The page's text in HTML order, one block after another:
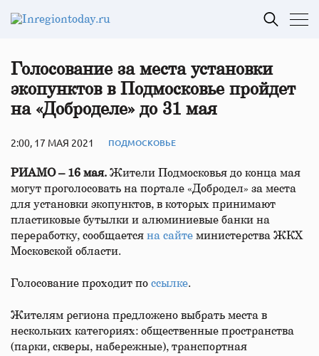
Голосование за места установки
экопунктов в Подмосковье пройдет
на «Доброделе» до 31 мая
2:00, 17 МАЯ 2021 ПОДМОСКОВЬЕ
РИАМО – 16 мая. Жители Подмосковья до конца мая
могут проголосовать на портале «Добродел» за места
для установки экопунктов, в которых принимают
пластиковые бутылки и алюминиевые банки на
переработку, сообщается на сайте министерства ЖКХ
Московской области.
Голосование проходит по ссылке.
Жителям региона предложено выбрать места в
нескольких категориях: общественные пространства
(парки, скверы, набережные), транспортная